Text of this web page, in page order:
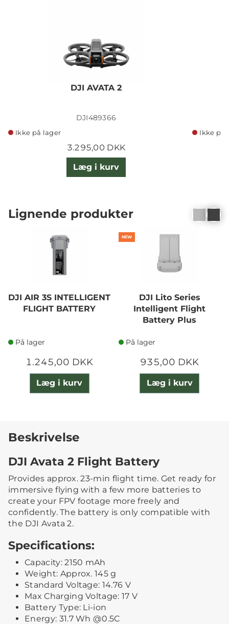
DJI AVATA 2
DJI489366
Ikke på lager
3.295,00 DKK
Læg i kurv
Ikke på
Lignende produkter
DJI AIR 3S INTELLIGENT
FLIGHT BATTERY
På lager
1.245,00 DKK
Læg i kurv
NEW
DJI Lito Series
Intelligent Flight
Battery Plus
På lager
935,00 DKK
Læg i kurv
Beskrivelse
DJI Avata 2 Flight Battery
Provides approx. 23-min flight time. Get ready for
immersive flying with a few more batteries to
create your FPV footage more freely and
confidently. The battery is only compatible with
the DJI Avata 2.
Specifications:
Capacity: 2150 mAh
Weight: Approx. 145 g
Standard Voltage: 14.76 V
Max Charging Voltage: 17 V
Battery Type: Li-ion
Energy: 31.7 Wh @0.5C